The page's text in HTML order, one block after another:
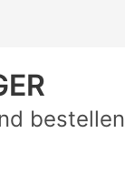
bestellen